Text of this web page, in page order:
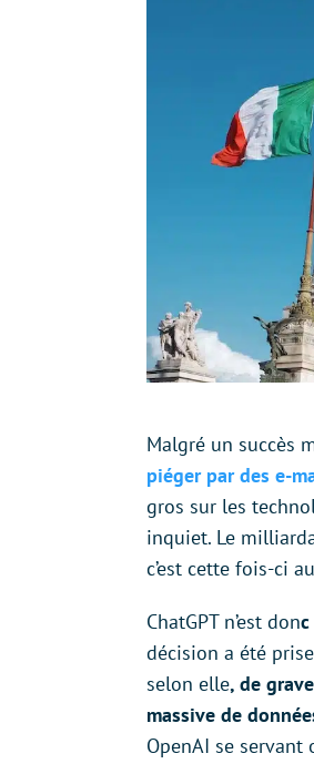
Malgré un succès
piéger par des e-
gros sur les
inquiet. Le
c’est cette fois-ci
ChatGPT n’est don
décision a été
selon elle, de
massive de
OpenAI se